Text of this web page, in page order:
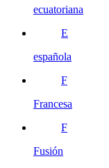
ecuatoriana
E
española
F
Francesa
F
Fusión